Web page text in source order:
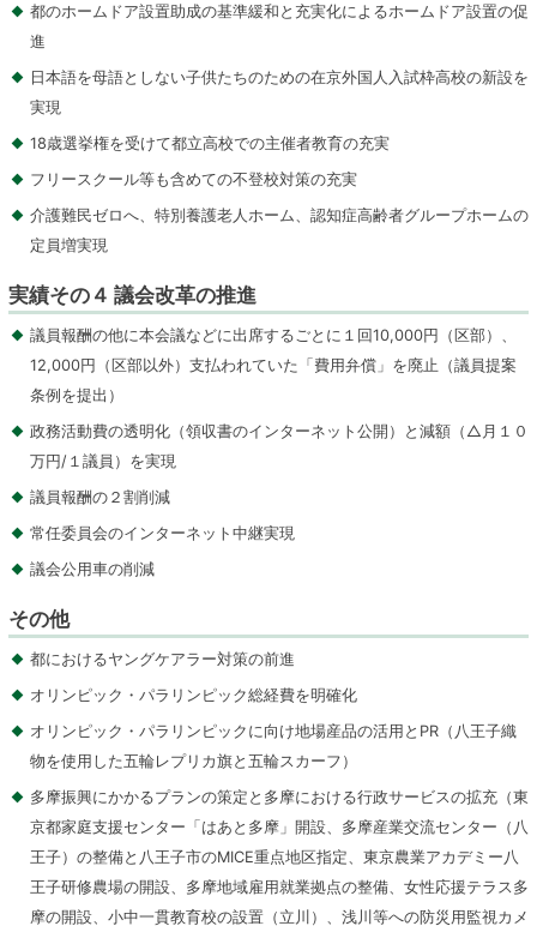
都のホームドア設置助成の基準緩和と充実化によるホームドア設置の促
進
日本語を母語としない子供たちのための在京外国人入試枠高校の新設を
実現
18歳選挙権を受けて都立高校での主催者教育の充実
フリースクール等も含めての不登校対策の充実
介護難民ゼロへ、特別養護老人ホーム、認知症高齢者グループホームの
定員増実現
実績その４ 議会改革の推進
議員報酬の他に本会議などに出席するごとに１回10,000円（区部）、
12,000円（区部以外）支払われていた「費用弁償」を廃止（議員提案
条例を提出）
政務活動費の透明化（領収書のインターネット公開）と減額（△月１０
万円/１議員）を実現
議員報酬の２割削減
常任委員会のインターネット中継実現
議会公用車の削減
その他
都におけるヤングケアラー対策の前進
オリンピック・パラリンピック総経費を明確化
オリンピック・パラリンピックに向け地場産品の活用とPR（八王子織
物を使用した五輪レプリカ旗と五輪スカーフ）
多摩振興にかかるプランの策定と多摩における行政サービスの拡充（東
京都家庭支援センター「はあと多摩」開設、多摩産業交流センター（八
王子）の整備と八王子市のMICE重点地区指定、東京農業アカデミー八
王子研修農場の開設、多摩地域雇用就業拠点の整備、女性応援テラス多
摩の開設、小中一貫教育校の設置（立川）、浅川等への防災用監視カメ